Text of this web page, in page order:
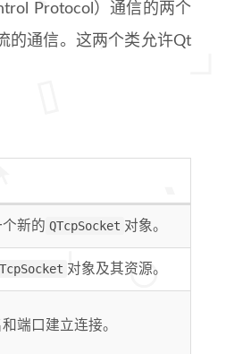
Protocol）通信的两个
的通信。这两个类允许Qt
新的 QTcpSocket 对象。
对象及其资源。
端口建立连接。